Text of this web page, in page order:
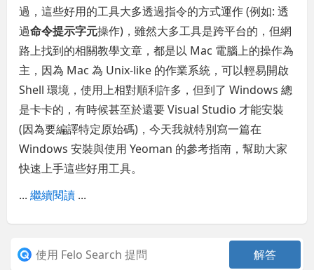
過，這些好用的工具大多透過指令的方式運作 (例如: 透
過命令提示字元操作)，雖然大多工具是跨平台的，但網
路上找到的相關教學文章，都是以 Mac 電腦上的操作為
主，因為 Mac 為 Unix-like 的作業系統，可以輕易開啟
Shell 環境，使用上相對順利許多，但到了 Windows 總
是卡卡的，有時候甚至於還要 Visual Studio 才能安裝
(因為要編譯特定原始碼)，今天我就特別寫一篇在
Windows 安裝與使用 Yeoman 的參考指南，幫助大家
快速上手這些好用工具。
...繼續閱讀 ...